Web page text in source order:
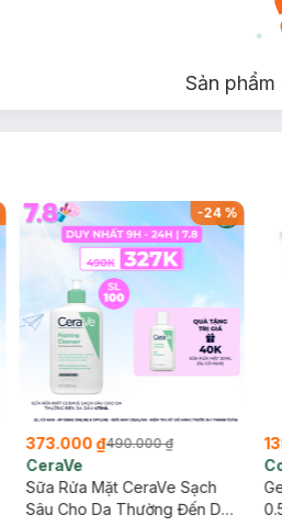
Sản
-24%
373.000 ₫490.000 ₫
CeraVe
Sữa Rửa Mặt CeraVe Sạch
Sâu Cho Da Thường Đến Da